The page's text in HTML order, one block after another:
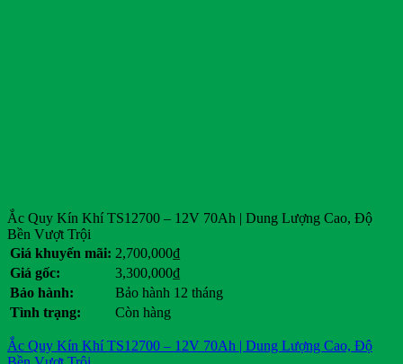
Ắc Quy Kín Khí TS12700 – 12V 70Ah | Dung Lượng Cao, Độ
Bền Vượt Trội
Giá khuyến mãi: 2,700,000₫
Giá gốc:
3,300,000₫
Bảo hành:
Bảo hành 12 tháng
Tình trạng:
Còn hàng
Ắc Quy Kín Khí TS12700 – 12V 70Ah | Dung Lượng Cao, Độ